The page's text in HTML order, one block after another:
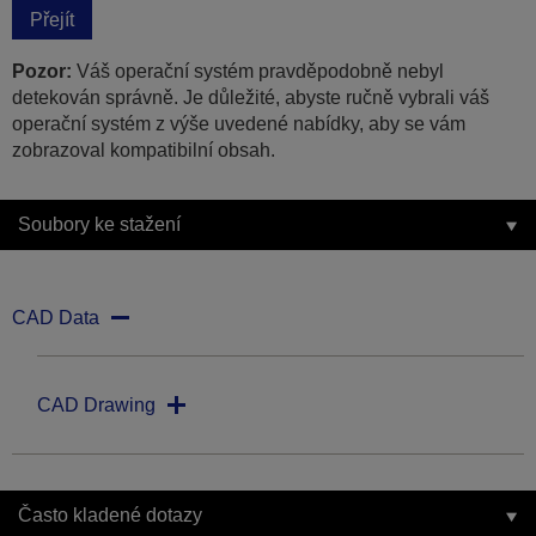
Přejít
Pozor: Váš operační systém pravděpodobně nebyl
detekován správně. Je důležité, abyste ručně vybrali váš
operační systém z výše uvedené nabídky, aby se vám
zobrazoval kompatibilní obsah.
Soubory ke stažení
CAD Data
CAD Drawing
Často kladené dotazy